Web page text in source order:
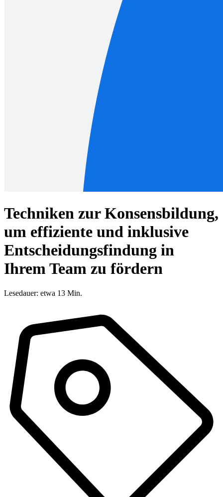
Techniken zur Konsensbildung,
um effiziente und inklusive
Entscheidungsfindung in
Ihrem Team zu fördern
Lesedauer: etwa 13 Min.